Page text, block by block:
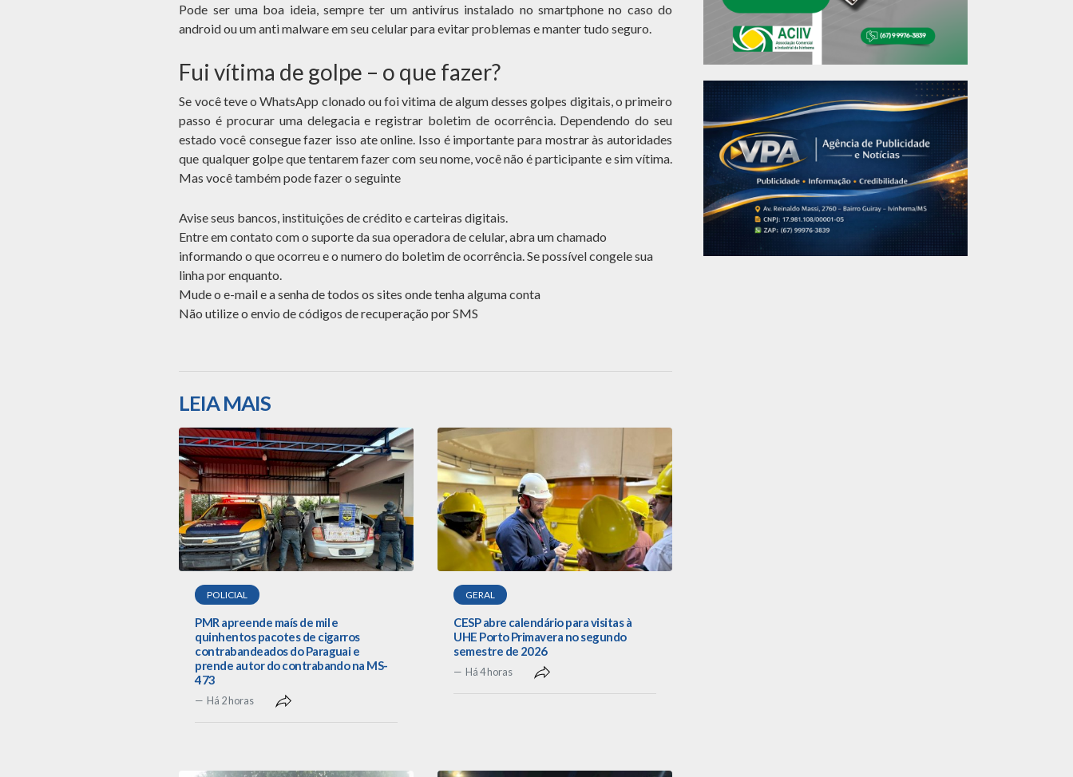
Pode ser uma boa ideia, sempre ter um antivírus instalado no smartphone no caso do
android ou um anti malware em seu celular para evitar problemas e manter tudo seguro.
Fui vítima de golpe – o que fazer?
Se você teve o WhatsApp clonado ou foi vitima de algum desses golpes digitais, o primeiro
passo é procurar uma delegacia e registrar boletim de ocorrência. Dependendo do seu
estado você consegue fazer isso ate online. Isso é importante para mostrar às autoridades
que qualquer golpe que tentarem fazer com seu nome, você não é participante e sim vítima.
Mas você também pode fazer o seguinte
Avise seus bancos, instituições de crédito e carteiras digitais.
Entre em contato com o suporte da sua operadora de celular, abra um chamado
informando o que ocorreu e o numero do boletim de ocorrência. Se possível congele sua
linha por enquanto.
Mude o e-mail e a senha de todos os sites onde tenha alguma conta
Não utilize o envio de códigos de recuperação por SMS
LEIA MAIS
POLICIAL
PMR apreende maís de mil e
quinhentos pacotes de cigarros
contrabandeados do Paraguai e
prende autor do contrabando na MS-
473
Há 2 horas
GERAL
CESP abre calendário para visitas à
UHE Porto Primavera no segundo
semestre de 2026
Há 4 horas